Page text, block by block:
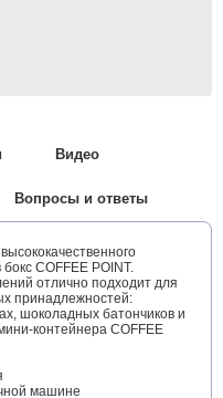
Видео
Вопросы и ответы
COFFEE POINT.
отлично подходит для
принадлежностей:
шоколадных батончиков и
контейнера COFFEE
машине